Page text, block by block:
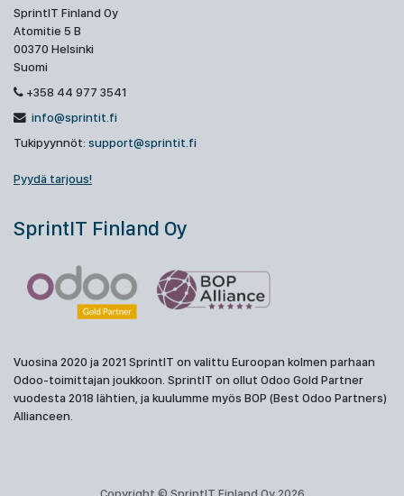
SprintIT Finland Oy
Atomitie 5 B
00370 Helsinki
Suomi
+358 44 977 3541
info@sprintit.fi
Tukipyynnöt: support@sprintit.fi
Pyydä tarjous!
SprintIT Finland Oy
Vuosina 2020 ja 2021 SprintIT on valittu Euroopan kolmen parhaan
Odoo-toimittajan joukkoon. SprintIT on ollut Odoo Gold Partner
vuodesta 2018 lähtien, ja kuulumme myös BOP (Best Odoo Partners)
Allianceen.
Copyright © SprintIT Finland Oy 2026